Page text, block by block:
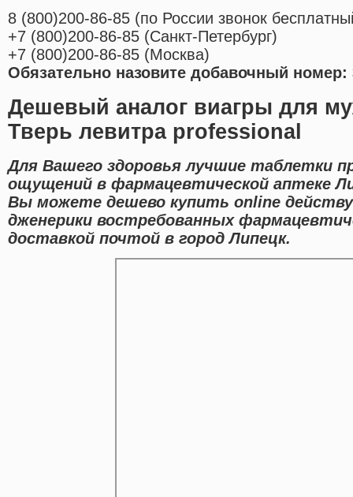
8 (800)200-86-85 (по России звонок
+7 (800)200-86-85 (Санкт-Петербург)
+7 (800)200-86-85 (Москва)
Обязательно назовите добавочный номер:
Дешевый аналог виагры для
Тверь левитра professional
Для Вашего здоровья лучшие таблетки
ощущений в фармацевтической аптеке
Вы можете дешево купить online
дженерики востребованных
доставкой почтой в город Липецк.